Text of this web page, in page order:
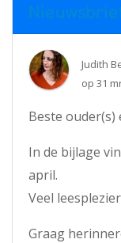
Judith
op 31
Beste ouder(s)
In de bijlage
april.
Veel
Graag